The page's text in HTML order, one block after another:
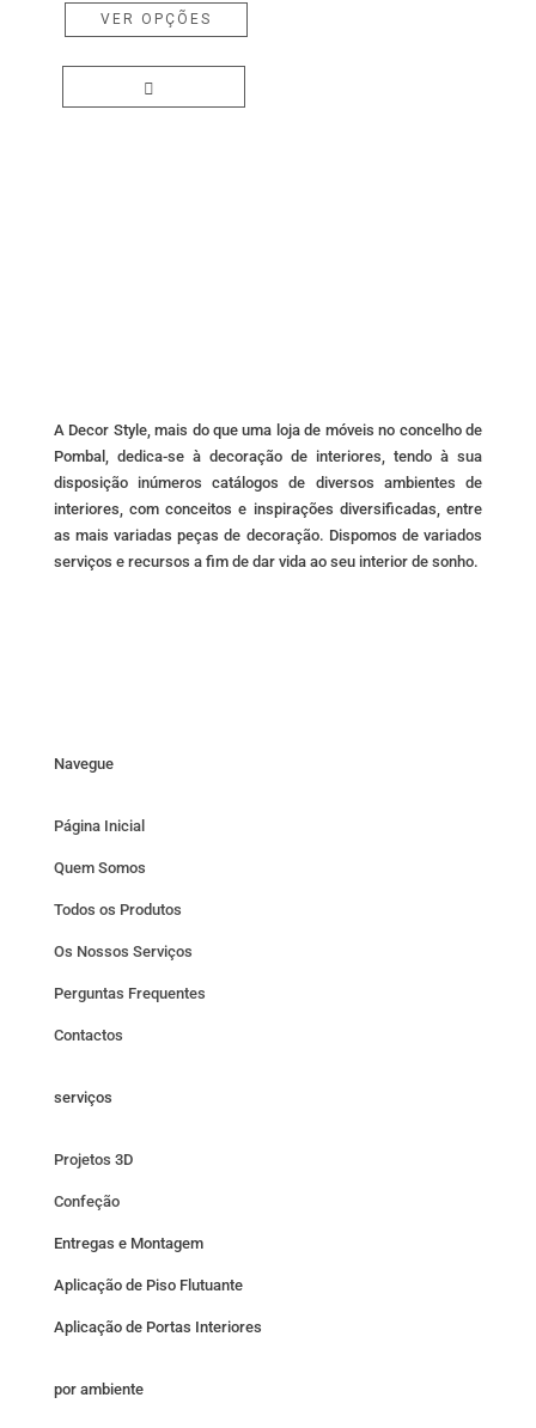
19,00 €
through
VER OPÇÕES
A Decor Style, mais do que uma loja de móveis no concelho de
Pombal, dedica-se à decoração de interiores, tendo à sua
disposição inúmeros catálogos de diversos ambientes de
interiores, com conceitos e inspirações diversificadas, entre
as mais variadas peças de decoração. Dispomos de variados
serviços e recursos a fim de dar vida ao seu interior de sonho.
Navegue
Página Inicial
Quem Somos
Todos os Produtos
Os Nossos Serviços
Perguntas Frequentes
Contactos
serviços
Projetos 3D
Confeção
Entregas e Montagem
Aplicação de Piso Flutuante
Aplicação de Portas Interiores
por ambiente